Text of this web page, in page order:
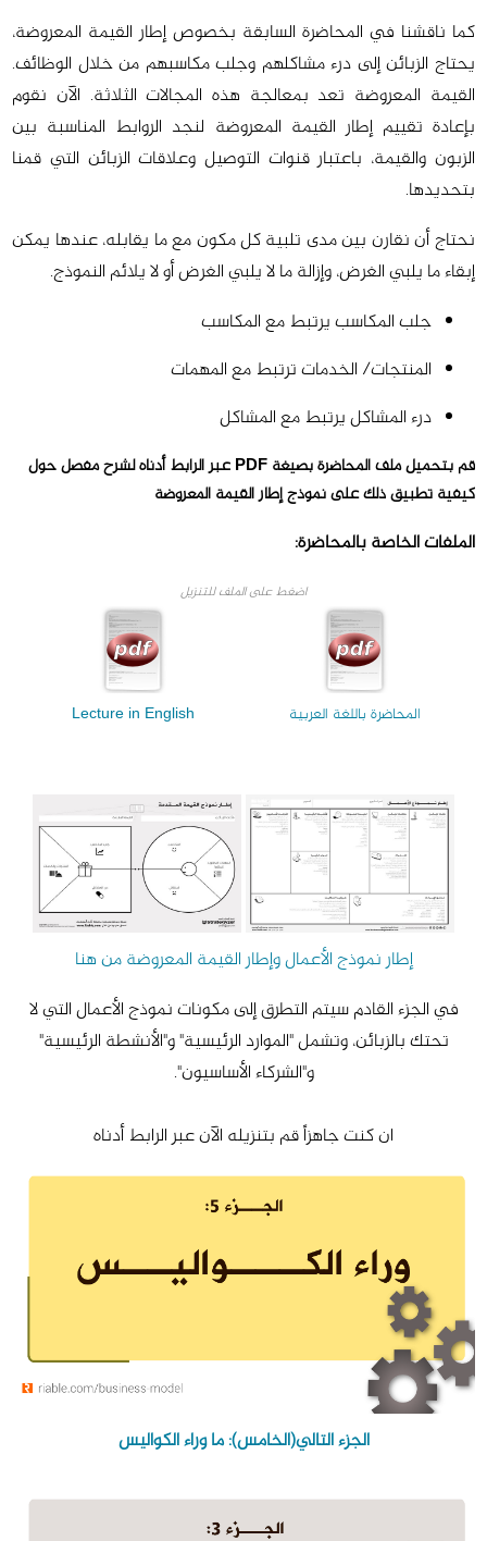
كما ناقشنا في المحاضرة السابقة بخصوص إطار القيمة المعروضة،
يحتاج الزبائن إلى درء مشاكلهم وجلب مكاسبهم من خلال الوظائف.
القيمة المعروضة تعد بمعالجة هذه المجالات الثلاثة. الآن نقوم
بإعادة تقييم إطار القيمة المعروضة لنجد الروابط المناسبة بين
الزبون والقيمة، باعتبار قنوات التوصيل وعلاقات الزبائن التي قمنا
بتحديدها.
نحتاج أن نقارن بين مدى تلبية كل مكون مع ما يقابله، عندها يمكن
إبقاء ما يلبي الغرض، وإزالة ما لا يلبي الغرض أو لا يلائم النموذج.
جلب المكاسب يرتبط مع المكاسب
المنتجات/ الخدمات ترتبط مع المهمات
درء المشاكل يرتبط مع المشاكل
قم بتحميل ملف المحاضرة بصيغة PDF عبر الرابط أدناه لشرح مفصل حول
كيفية تطبيق ذلك على نموذج إطار القيمة المعروضة
الملفات الخاصة بالمحاضرة:
اضغط على الملف للتنزيل
المحاضرة باللغة العربية Lecture in English
إطار نموذج الأعمال وإطار القيمة المعروضة من هنا
في الجزء القادم سيتم التطرق إلى مكونات نموذج الأعمال التي لا
تحتك بالزبائن، وتشمل "الموارد الرئيسية" و"الأنشطة الرئيسية"
و"الشركاء الأساسيون".
ان كنت جاهزاً قم بتنزيله الآن عبر الرابط أدناه
الجزء التالي(الخامس): ما وراء الكواليس